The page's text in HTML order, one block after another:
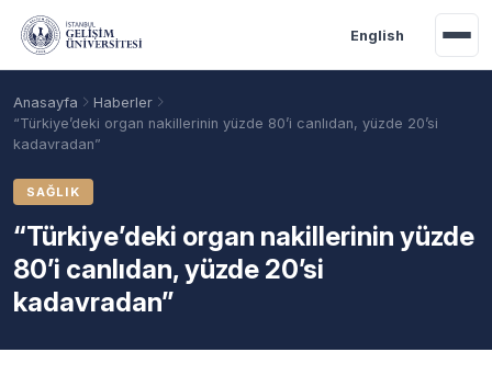
Ana içeriğe geç
English
Anasayfa
Haberler
“Türkiye’deki organ nakillerinin yüzde 80’i canlıdan, yüzde 20’si
kadavradan”
SAĞLIK
“Türkiye’deki organ nakillerinin yüzde
80’i canlıdan, yüzde 20’si
kadavradan”